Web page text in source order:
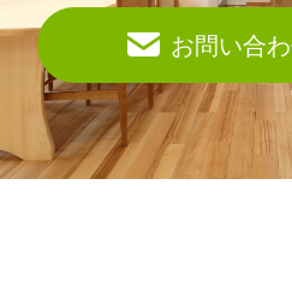
お問い合